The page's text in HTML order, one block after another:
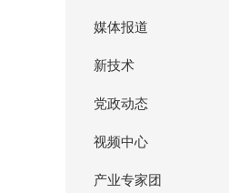
媒体报道
新技术
党政动态
视频中心
产业专家团